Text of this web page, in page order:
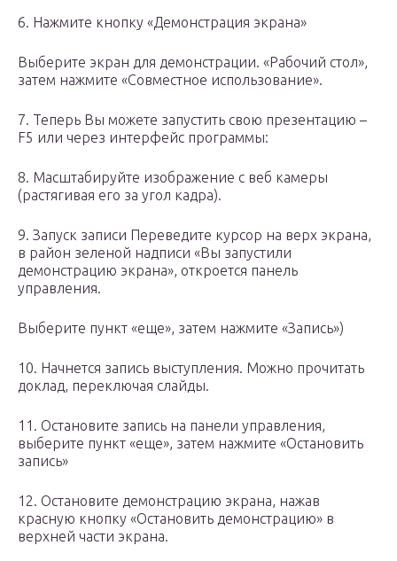
6. Нажмите кнопку «Демонстрация экрана»
Выберите экран для демонстрации. «Рабочий стол»,
затем нажмите «Совместное использование».
7. Теперь Вы можете запустить свою презентацию –
F5 или через интерфейс программы:
8. Масштабируйте изображение с веб камеры
(растягивая его за угол кадра).
9. Запуск записи Переведите курсор на верх экрана,
в район зеленой надписи «Вы запустили
демонстрацию экрана», откроется панель
управления.
Выберите пункт «еще», затем нажмите «Запись»)
10. Начнется запись выступления. Можно прочитать
доклад, переключая слайды.
11. Остановите запись на панели управления,
выберите пункт «еще», затем нажмите «Остановить
запись»
12. Остановите демонстрацию экрана, нажав
красную кнопку «Остановить демонстрацию» в
верхней части экрана.